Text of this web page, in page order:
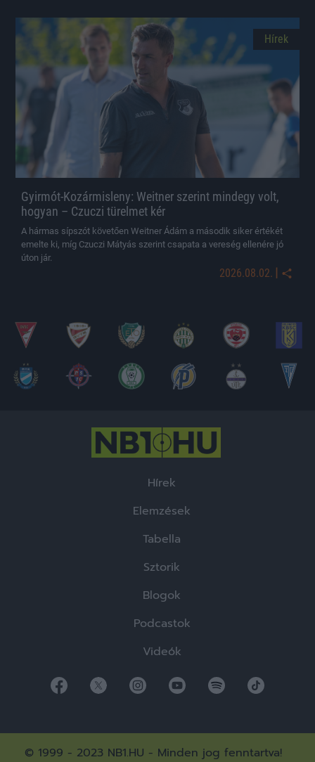
Hírek
Gyirmót-Kozármisleny: Weitner szerint mindegy volt,
hogyan – Czuczi türelmet kér
A hármas sípszót követően Weitner Ádám a második siker értékét
emelte ki, míg Czuczi Mátyás szerint csapata a vereség ellenére jó
úton jár.
2026.08.02. |
Hírek
Elemzések
Tabella
Sztorik
Blogok
Podcastok
Videók
© 1999 - 2023 NB1.HU - Minden jog fenntartva!